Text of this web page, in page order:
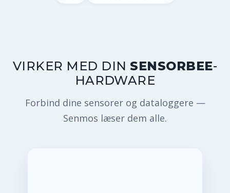
VIRKER MED DIN SENSORBEE-
HARDWARE
Forbind dine sensorer og dataloggere —
Senmos læser dem alle.